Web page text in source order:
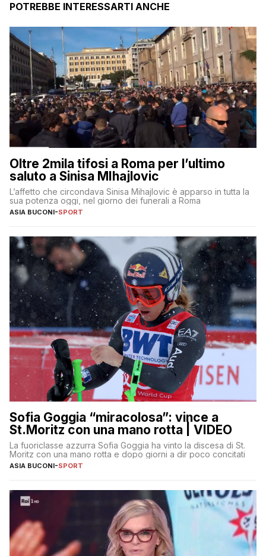
POTREBBE INTERESSARTI ANCHE
Oltre 2mila tifosi a Roma per l’ultimo
saluto a Sinisa MIhajlovic
L’affetto che circondava Sinisa Mihajlovic è apparso in tutta la
sua potenza oggi, nel giorno dei funerali a Roma
ASIA BUCONI-SPORT
Sofia Goggia “miracolosa”: vince a
St.Moritz con una mano rotta | VIDEO
La fuoriclasse azzurra Sofia Goggia ha vinto la discesa di St.
Moritz con una mano rotta e dopo giorni a dir poco concitati
ASIA BUCONI-SPORT